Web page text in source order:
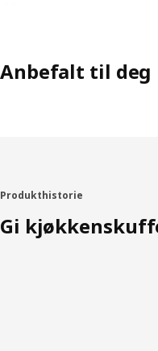
Anbefalt til deg
Produkthistorie
Gi